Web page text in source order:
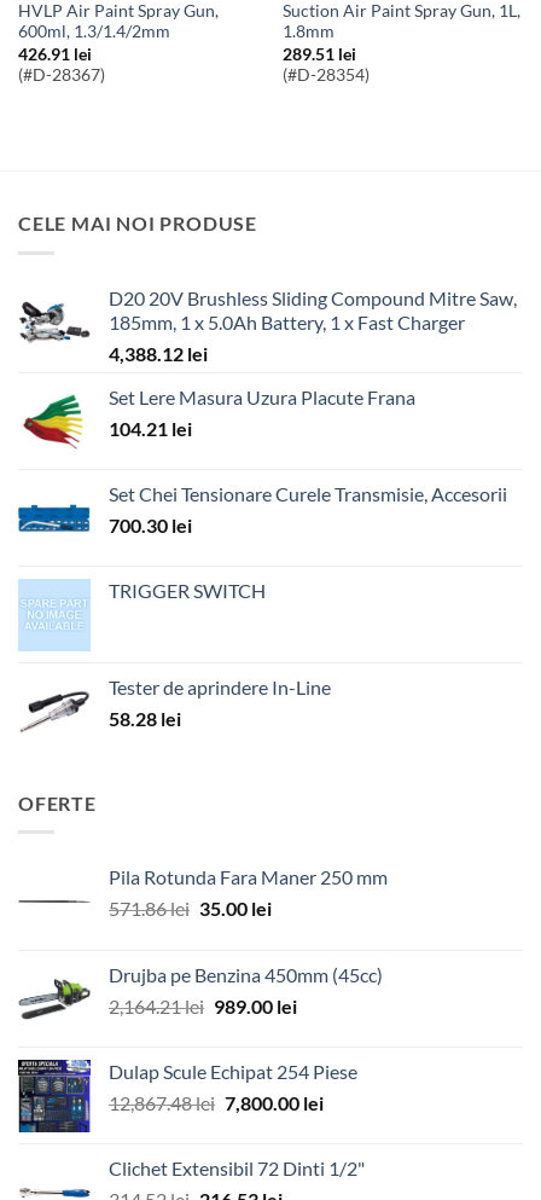
HVLP Air Paint Spray Gun,
600ml, 1.3/1.4/2mm
426.91 lei
(#D-28367)
Suction Air Paint Spray Gun, 1L,
1.8mm
289.51 lei
(#D-28354)
CELE MAI NOI PRODUSE
D20 20V Brushless Sliding Compound Mitre Saw,
185mm, 1 x 5.0Ah Battery, 1 x Fast Charger
4,388.12 lei
Set Lere Masura Uzura Placute Frana
104.21 lei
Set Chei Tensionare Curele Transmisie, Accesorii
700.30 lei
TRIGGER SWITCH
Tester de aprindere In-Line
58.28 lei
OFERTE
Pila Rotunda Fara Maner 250 mm
571.86lei Prețul
fost:
571.86 lei.
35.00 leiPrețul
35.00 lei.
Drujba pe Benzina 450mm (45cc)
2,164.21lei Prețul
fost:
2,164.21 lei.
989.00 leiPrețul
989.00 lei.
Dulap Scule Echipat 254 Piese
12,867.48lei Prețul
fost:
7,800.00 leiPrețul
7,800.00 lei.
Clichet Extensibil 72 Dinti 1/2"